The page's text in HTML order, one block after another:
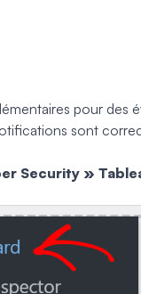
pour des
sont
Security »